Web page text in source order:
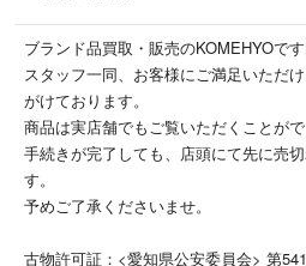
ブランド品買取・販売のKOMEHYOです
スタッフ一同、お客様にご満足いただ
がけております。
商品は実店舗でもご覧いただくことが
手続きが完了しても、店頭にて先に売
す。
予めご了承くださいませ。
古物許可証：<愛知県公安委員会> 第